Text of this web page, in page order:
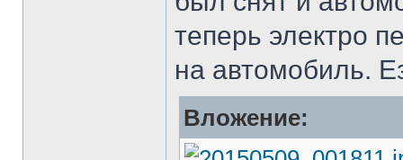
теперь электро
на автомобиль.
Вложение: